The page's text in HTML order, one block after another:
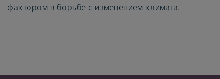
фактором в борьбе с изменением климата.